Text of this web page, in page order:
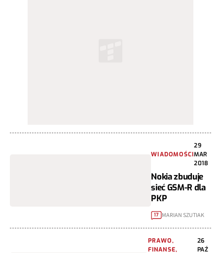
WIADOMOŚCI
29
MAR
2018
Nokia zbuduje
sieć GSM-R dla
PKP
17 MARIAN SZUTIAK
PRAWO,
FINANSE,
26
PAŹ